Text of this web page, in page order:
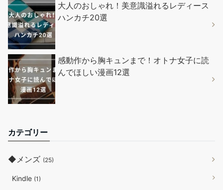
大人のおしゃれ！美意識溢れるレディース
ハンカチ20選
感動作から胸キュンまで！オトナ女子に読
んでほしい漫画12選
カテゴリー
◆メンズ (25)
Kindle (1)